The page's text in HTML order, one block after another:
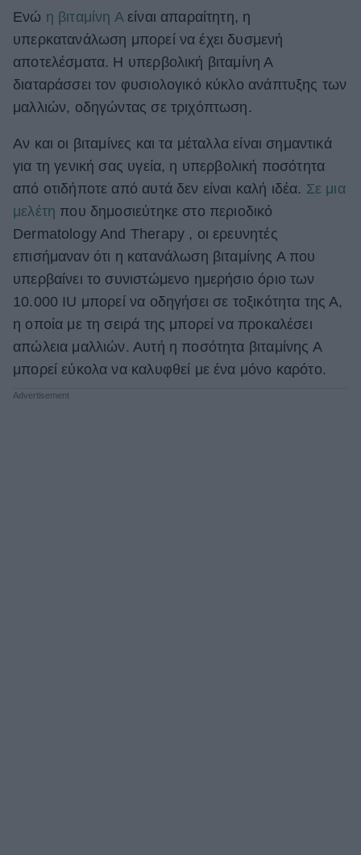
Αφιερώματα
ΒΟΞ
Χωρίς Ταμπέλες
Women's Forum
Hautes Grecians
Γάμος
Market News
Ενώ η βιταμίνη Α είναι απαραίτητη, η
υπερκατανάλωση μπορεί να έχει δυσμενή
αποτελέσματα. Η υπερβολική βιταμίνη Α
διαταράσσει τον φυσιολογικό κύκλο ανάπτυξης των
μαλλιών, οδηγώντας σε τριχόπτωση.
Αν και οι βιταμίνες και τα μέταλλα είναι σημαντικά
για τη γενική σας υγεία, η υπερβολική ποσότητα
από οτιδήποτε από αυτά δεν είναι καλή ιδέα. Σε μια
μελέτη που δημοσιεύτηκε στο περιοδικό
Dermatology And Therapy , οι ερευνητές
επισήμαναν ότι η κατανάλωση βιταμίνης Α που
υπερβαίνει το συνιστώμενο ημερήσιο όριο των
10.000 IU μπορεί να οδηγήσει σε τοξικότητα της Α,
η οποία με τη σειρά της μπορεί να προκαλέσει
απώλεια μαλλιών. Αυτή η ποσότητα βιταμίνης Α
μπορεί εύκολα να καλυφθεί με ένα μόνο καρότο.